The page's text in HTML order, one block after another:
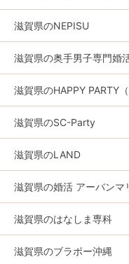
滋賀県のNEPISU
滋賀県の奥手男子専門婚
滋賀県のHAPPY PARTY
滋賀県のSC-Party
滋賀県のLAND
滋賀県の婚活 アーバンマ
滋賀県のはなしま専科
滋賀県のブラボー沖縄